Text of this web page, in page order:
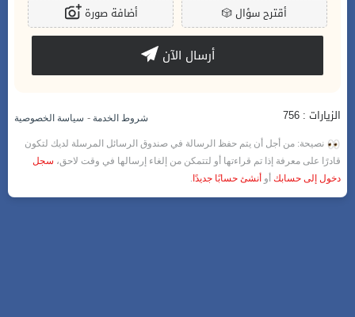
🎲أقترح سؤال أضافة صورة
أرسال الآن
الزيارات : 756 شروط الخدمة - سياسة الخصوصية
نصيحة: من أجل أن يتم حفظ الرسالة في صندوق الرسائل المرسلة لديك لتكون
قادرًا على معرفة إذا تم قراءتها أو لتتمكن من إلغاء إرسالها في وقت لاحق، سجل
دخول إلى حسابك أو أنشئ حسابًا جديدًا .